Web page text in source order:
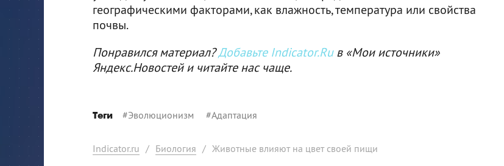
географическими факторами, как влажность, температура или свойства
почвы.
Понравился материал?Добавьте Indicator.Ruв «Мои источники»
Яндекс.Новостей и читайте нас чаще.
Теги #Эволюционизм #Адаптация
Indicator.ru / Биология / Животные влияют на цвет своей пищи